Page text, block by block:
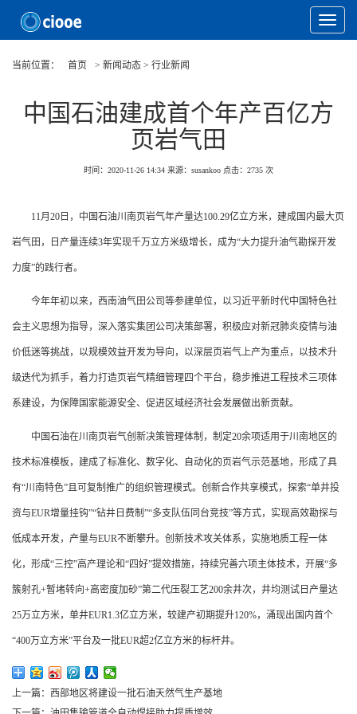
Toggle
当前位置：
首页 > 新闻动态 > 行业新闻
中国石油建成首个年产百亿方
页岩气田
时间：2020-11-26 14:34 来源：susankoo 点击： 2735 次
11月20日，中国石油川南页岩气年产量达100.29亿立方米，建成国内最大页
岩气田，日产量连续3年实现千万立方米级增长，成为“大力提升油气勘探开发
力度”的践行者。
今年年初以来，西南油气田公司等参建单位，以习近平新时代中国特色社
会主义思想为指导，深入落实集团公司决策部署，积极应对新冠肺炎疫情与油
价低迷等挑战，以规模效益开发为导向，以深层页岩气上产为重点，以技术升
级迭代为抓手，着力打造页岩气精细管理四个平台，稳步推进工程技术三项体
系建设，为保障国家能源安全、促进区域经济社会发展做出新贡献。
中国石油在川南页岩气创新决策管理体制，制定20余项适用于川南地区的
技术标准模板，建成了标准化、数字化、自动化的页岩气示范基地，形成了具
有“川南特色”且可复制推广的组织管理模式。创新合作共享模式，探索“单井投
资与EUR增量挂钩”“钻井日费制”“多支队伍同台竞技”等方式，实现高效勘探与
低成本开发，产量与EUR不断攀升。创新技术攻关体系，实施地质工程一体
化，形成“三控”高产理论和“四好”提效措施，持续完善六项主体技术，开展“多
簇射孔+暂堵转向+高密度加砂”第二代压裂工艺200余井次，井均测试日产量达
25万立方米，单井EUR1.3亿立方米，较建产初期提升120%，涌现出国内首个
“400万立方米”平台及一批EUR超2亿立方米的标杆井。
上一篇：西部地区将建设一批石油天然气生产基地